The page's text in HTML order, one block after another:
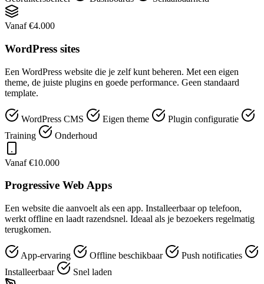
Vanaf €4.000
WordPress sites
Een WordPress website die je zelf kunt beheren. Met een eigen
theme, de juiste plugins en goede performance. Geen standaard
template.
WordPress CMS Eigen theme
Plugin configuratie
Training
Onderhoud
Vanaf €10.000
Progressive Web Apps
Een website die aanvoelt als een app. Installeerbaar op telefoon,
werkt offline en laadt razendsnel. Ideaal als je bezoekers regelmatig
terugkomen.
App-ervaring Offline beschikbaar
Push notificaties
Installeerbaar
Snel laden